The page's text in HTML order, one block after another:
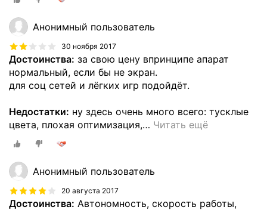
Анонимный пользователь
30 ноября 2017
Достоинства: за свою цену впринципе апарат
нормальный, если бы не экран.
для соц сетей и лёгких игр подойдёт.
Недостатки: ну здесь очень много всего: тусклые
цвета, плохая оптимизация,… Читать ещё
Анонимный пользователь
20 августа 2017
Достоинства: Автономность, скорость работы,